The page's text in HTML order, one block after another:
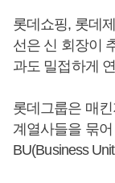
롯데쇼핑, 롯데
선은 신 회장이
과도 밀접하게
롯데그룹은 매
계열사들을 묶
BU(Business